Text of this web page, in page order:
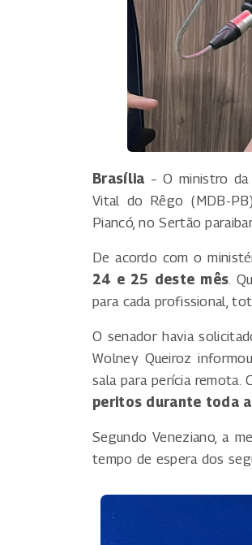
Brasília – O ministro da
Vital do Rêgo (MDB-
Piancó, no Sertão
De acordo com o
24 e 25 deste mês .
para cada profissional,
O senador havia
Wolney Queiroz
sala para perícia remota.
peritos durante toda a
Segundo Veneziano, a
tempo de espera dos